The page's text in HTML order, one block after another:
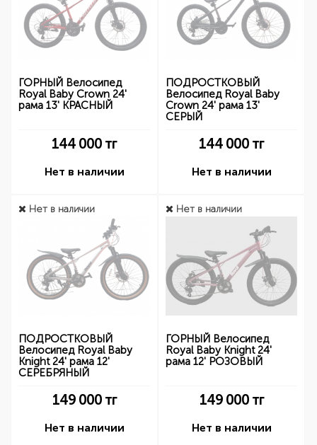
ГОРНЫЙ Велосипед
Royal Baby Crown 24'
рама 13' КРАСНЫЙ
144 000 тг
Нет в наличии
ПОДРОСТКОВЫЙ
Велосипед Royal Baby
Crown 24' рама 13'
СЕРЫЙ
144 000 тг
Нет в наличии
Нет в наличии
ПОДРОСТКОВЫЙ
Велосипед Royal Baby
Knight 24' рама 12'
СЕРЕБРЯНЫЙ
149 000тг
Нет в наличии
Нет в наличии
ГОРНЫЙ Велосипед
Royal Baby Knight 24'
рама 12' РОЗОВЫЙ
149 000тг
Нет в наличии